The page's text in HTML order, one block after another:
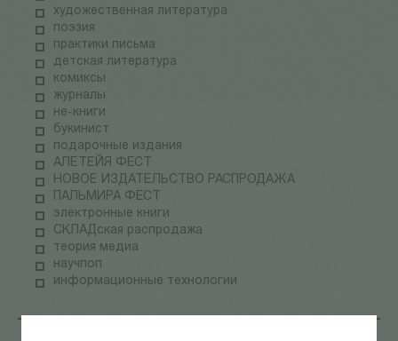
художественная литература
поэзия
практики письма
детская литература
комиксы
журналы
не-книги
букинист
подарочные издания
АЛЕТЕЙЯ ФЕСТ
НОВОЕ ИЗДАТЕЛЬСТВО РАСПРОДАЖА
ПАЛЬМИРА ФЕСТ
электронные книги
СКЛАДская распродажа
теория медиа
научпоп
информационные технологии